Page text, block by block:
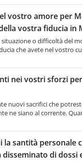
vostro amore per
vostra fiducia in
situazione o difficoltà del
che avete nel vostro
nei vostri sforzi
nuovi sacrifici che
ne siano al corrente.
la santità personale
di dossi